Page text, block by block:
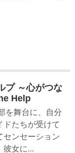
プ ～心がつな
Help
を舞台に、自分
ドたちが受けて
センセーション
彼女に...